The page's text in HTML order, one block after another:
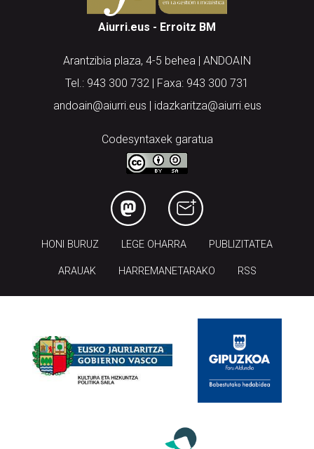
Arantzibia plaza, 4-5 behea | ANDOAIN
Tel.: 943 300 732 | Faxa: 943 300 731
andoain@aiurri.eus | idazkaritza@aiurri.eus
Codesyntaxek garatua
LEGE OHARRA
ARAUAK HARREMANETARAKO RSS